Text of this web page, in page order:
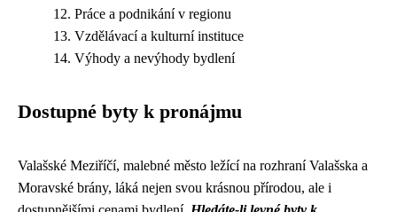
Práce a podnikání v regionu
Vzdělávací a kulturní instituce
Výhody a nevýhody bydlení
Dostupné byty k pronájmu
Valašské Meziříčí, malebné město ležící na rozhraní Valašska a
Moravské brány, láká nejen svou krásnou přírodou, ale i